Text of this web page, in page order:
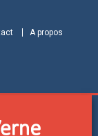
A propos